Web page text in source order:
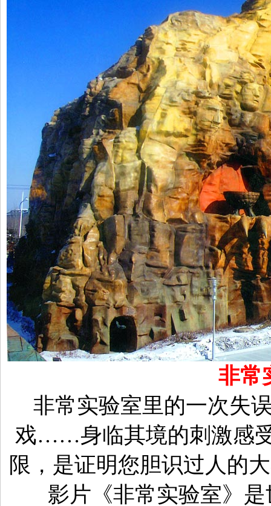
非常
非常实验室里的一次失
戏……身临其境的刺激感
限，是证明您胆识过人的
影片《非常实验室》